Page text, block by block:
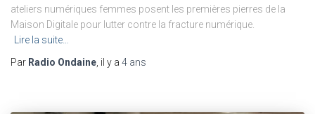
ateliers numériques femmes posent les premières pierres de la
Maison Digitale pour lutter contre la fracture numérique.
Lire la suite…
Par Radio Ondaine , il y a 4 ans